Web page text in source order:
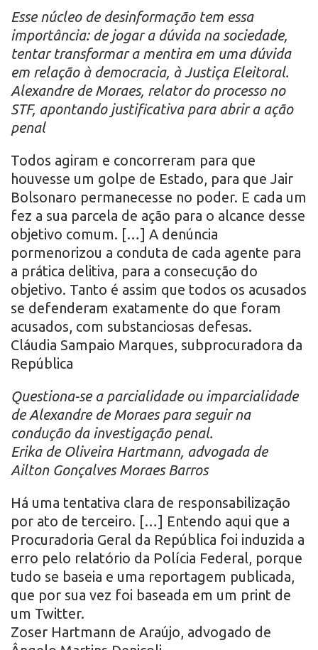
Esse núcleo de desinformação tem essa
importância: de jogar a dúvida na sociedade,
tentar transformar a mentira em uma dúvida
em relação à democracia, à Justiça Eleitoral.
Alexandre de Moraes, relator do processo no
STF, apontando justificativa para abrir a ação
penal
Todos agiram e concorreram para que
houvesse um golpe de Estado, para que Jair
Bolsonaro permanecesse no poder. E cada um
fez a sua parcela de ação para o alcance desse
objetivo comum. […] A denúncia
pormenorizou a conduta de cada agente para
a prática delitiva, para a consecução do
objetivo. Tanto é assim que todos os acusados
se defenderam exatamente do que foram
acusados, com substanciosas defesas.
Cláudia Sampaio Marques, subprocuradora da
República
Questiona-se a parcialidade ou imparcialidade
de Alexandre de Moraes para seguir na
condução da investigação penal.
Erika de Oliveira Hartmann, advogada de
Ailton Gonçalves Moraes Barros
Há uma tentativa clara de responsabilização
por ato de terceiro. […] Entendo aqui que a
Procuradoria Geral da República foi induzida a
erro pelo relatório da Polícia Federal, porque
tudo se baseia e uma reportagem publicada,
que por sua vez foi baseada em um print de
um Twitter.
Zoser Hartmann de Araújo, advogado de